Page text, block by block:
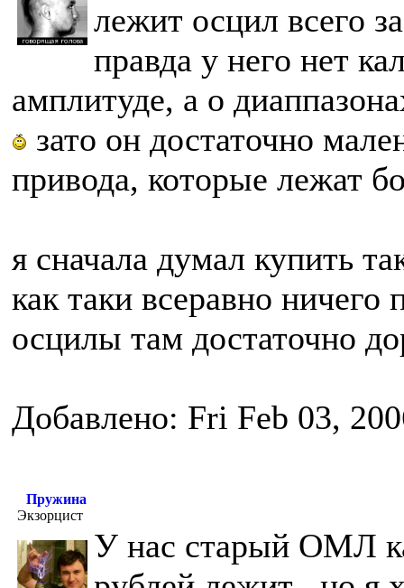
лежит осцил всего
правда у него нет
амплитуде, а о
зато он достаточно
привода, которые лежат
я сначала думал купить
как таки всеравно ничего
осцилы там достаточно
Добавлено: Fri Feb 03,
Пружина
Экзорцист
У нас старый ОМЛ